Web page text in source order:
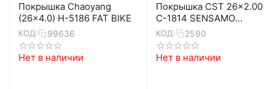
Покрышка Chaoyang
(26x4.0) H-5186 FAT BIKE
КОД: 99636
Нет в наличии
Покрышка CST 26x2.00
C-1814 SENSAMO
CONTROL
КОД: 2590
Нет в наличии